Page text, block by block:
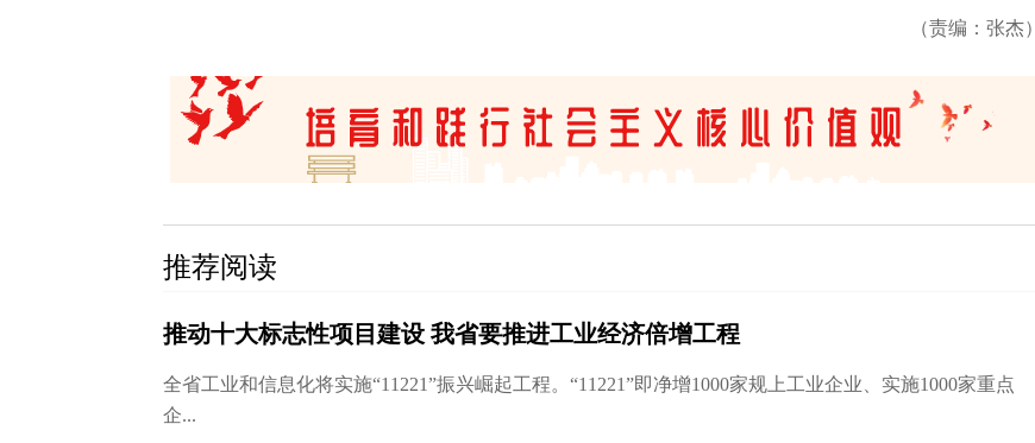
（责编：张杰）
推荐阅读
推动十大标志性项目建设 我省要推进工业经济倍增工程
全省工业和信息化将实施“11221”振兴崛起工程。“11221”即净增1000家规上工业企业、实施1000家重点
企...